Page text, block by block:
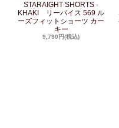
STARAIGHT SHORTS -
KHAKI リーバイス 569 ル
ーズフィットショーツ カー
キー
9,790円(税込)